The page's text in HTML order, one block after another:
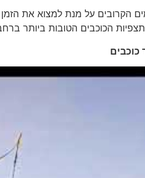
הקרובים על מנת למצוא את הזמן
הכוכבים הטובות ביותר